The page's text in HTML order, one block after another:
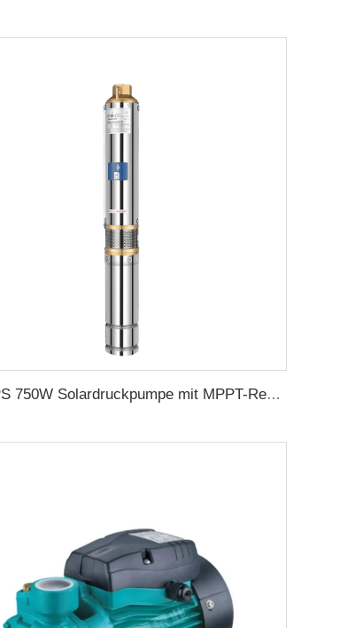
48V 1PS 750W Solardruckpumpe mit MPPT-Regler für landwirtschaftliche Solarpumpenbewässerung